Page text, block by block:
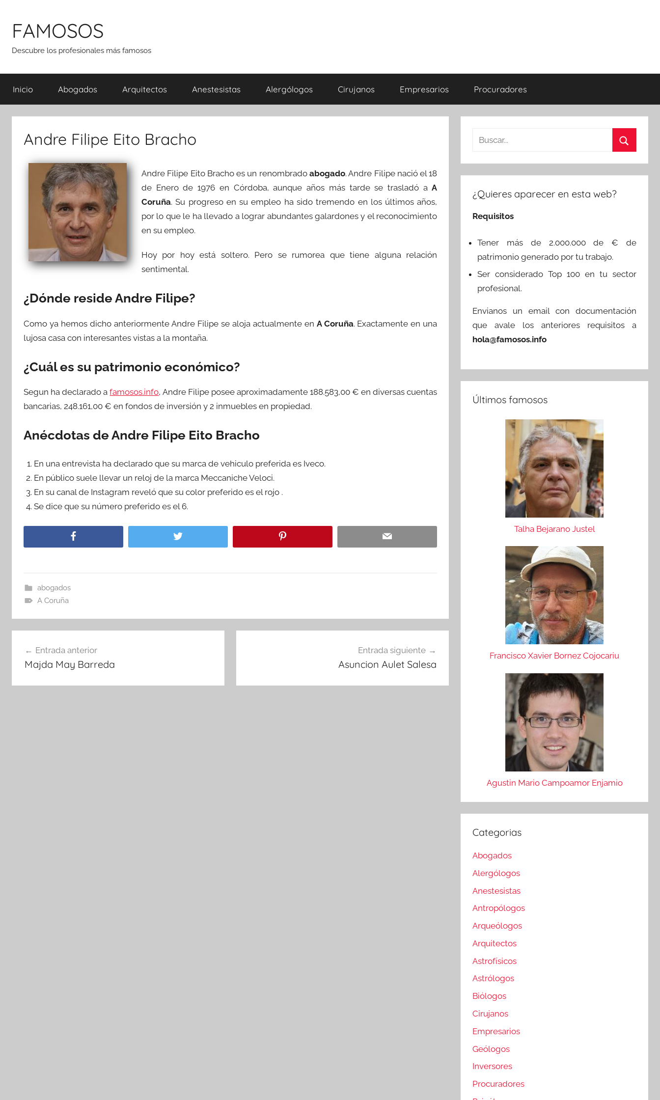
contenido
FAMOSOS
Descubre los profesionales más famosos
Inicio Abogados Arquitectos Anestesistas Alergólogos Cirujanos Empresarios Procuradores
Andre Filipe Eito Bracho
Andre Filipe Eito Bracho es un renombrado abogado. Andre Filipe nació el 18
de Enero de 1976 en Córdoba, aunque años más tarde se trasladó aA
Coruña. Su progreso en su empleo ha sido tremendo en los últimos años,
por lo que le ha llevado a lograr abundantes galardones y el reconocimiento
en su empleo.
Hoy por hoy está soltero. Pero se rumorea que tiene alguna relación
sentimental.
¿Dónde reside Andre Filipe?
Como ya hemos dicho anteriormente Andre Filipe se aloja actualmente en A Coruña. Exactamente en una
lujosa casa con interesantes vistas a la montaña.
¿Cuál es su patrimonio económico?
Segun ha declarado afamosos.info, Andre Filipe posee aproximadamente 188.583,00 € en diversas cuentas
bancarias, 248.161,00 € en fondos de inversión y 2 inmuebles en propiedad.
Anécdotas de Andre Filipe Eito Bracho
En una entrevista ha declarado que su marca de vehiculo preferida es Iveco.
En público suele llevar un reloj de la marca Meccaniche Veloci.
En su canal de Instagram reveló que su color preferido es el rojo .
Se dice que su número preferido es el 6.
abogados
A Coruña
de
entradas
Entrada anterior
Majda May Barreda
Entrada siguiente
Asuncion Aulet Salesa
Buscar:
¿Quieres aparecer en esta web?
Requisitos
Tener más de 2.000.000 de € de
patrimonio generado por tu trabajo.
Ser considerado Top 100 en tu sector
profesional.
Envianos un email con documentación
que avale los anteriores requisitos a
hola@famosos.info
Últimos famosos
Talha Bejarano Justel
Francisco Xavier Bornez Cojocariu
Agustin Mario Campoamor Enjamio
Categorias
Abogados
Alergólogos
Anestesistas
Antropólogos
Arqueólogos
Arquitectos
Astrofísicos
Astrólogos
Biólogos
Cirujanos
Empresarios
Geólogos
Inversores
Procuradores